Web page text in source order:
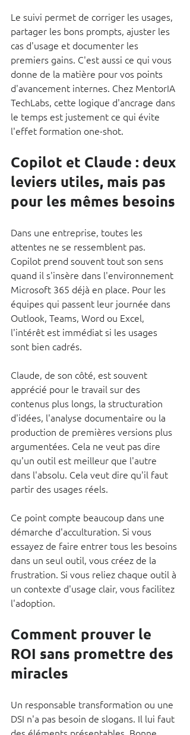
Le suivi permet de corriger les usages,
partager les bons prompts, ajuster les
cas d'usage et documenter les
premiers gains. C'est aussi ce qui vous
donne de la matière pour vos points
d'avancement internes. Chez MentorIA
TechLabs, cette logique d'ancrage dans
le temps est justement ce qui évite
l'effet formation one-shot.
Copilot et Claude : deux
leviers utiles, mais pas
pour les mêmes besoins
Dans une entreprise, toutes les
attentes ne se ressemblent pas.
Copilot prend souvent tout son sens
quand il s'insère dans l'environnement
Microsoft 365 déjà en place. Pour les
équipes qui passent leur journée dans
Outlook, Teams, Word ou Excel,
l'intérêt est immédiat si les usages
sont bien cadrés.
Claude, de son côté, est souvent
apprécié pour le travail sur des
contenus plus longs, la structuration
d'idées, l'analyse documentaire ou la
production de premières versions plus
argumentées. Cela ne veut pas dire
qu'un outil est meilleur que l'autre
dans l'absolu. Cela veut dire qu'il faut
partir des usages réels.
Ce point compte beaucoup dans une
démarche d'acculturation. Si vous
essayez de faire entrer tous les besoins
dans un seul outil, vous créez de la
frustration. Si vous reliez chaque outil à
un contexte d'usage clair, vous facilitez
l'adoption.
Comment prouver le
ROI sans promettre des
miracles
Un responsable transformation ou une
DSI n'a pas besoin de slogans. Il lui faut